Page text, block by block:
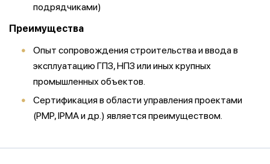
подрядчиками)
Преимущества
Опыт сопровождения строительства и ввода в
эксплуатацию ГПЗ, НПЗ или иных крупных
промышленных объектов.
Сертификация в области управления проектами
(PMP, IPMA и др.) является преимуществом.